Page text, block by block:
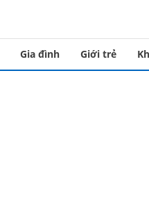
Gia đình Giới trẻ